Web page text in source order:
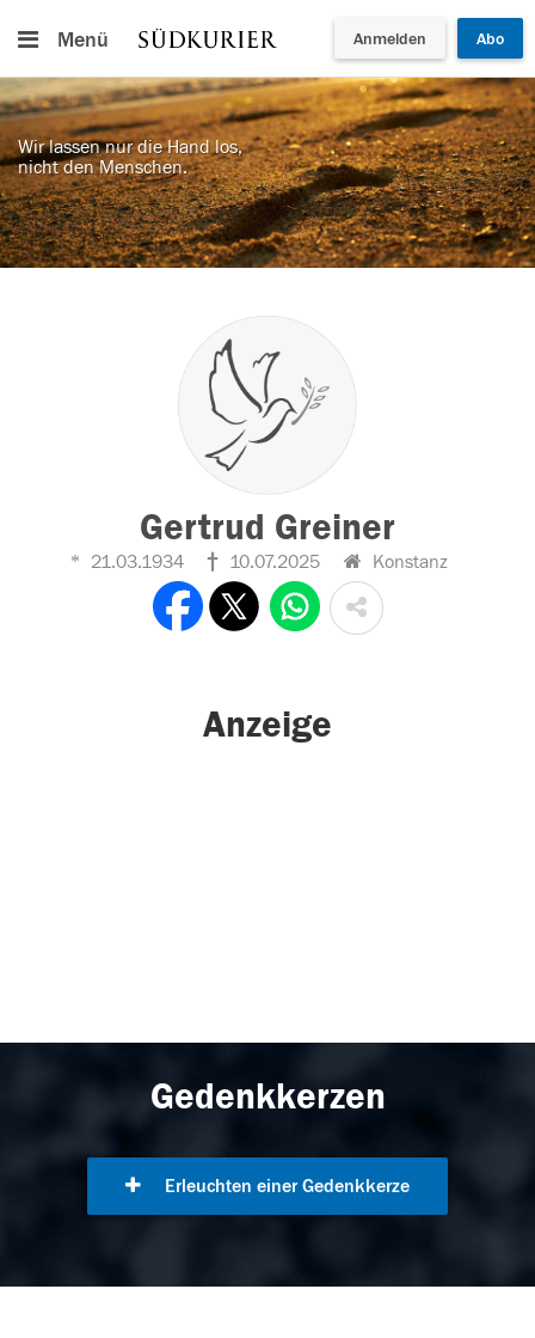
Menü Anmelden Abo
Wir lassen nur die Hand los,
nicht den Menschen.
Gertrud Greiner
21.03.1934 10.07.2025 Konstanz
Anzeige
Gedenkkerzen
Erleuchten einer Gedenkkerze